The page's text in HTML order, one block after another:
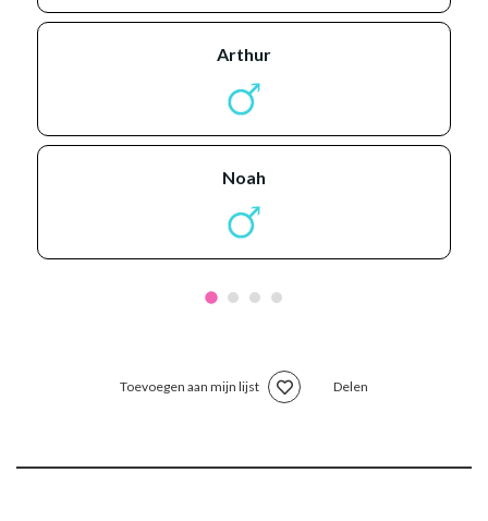
arthur
noah
Toevoegen aan mijn lijst Delen